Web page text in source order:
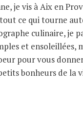
je vis à Aix en
ce qui tourne
culinaire, je
et ensoleillées,
pour vous
bonheurs de la